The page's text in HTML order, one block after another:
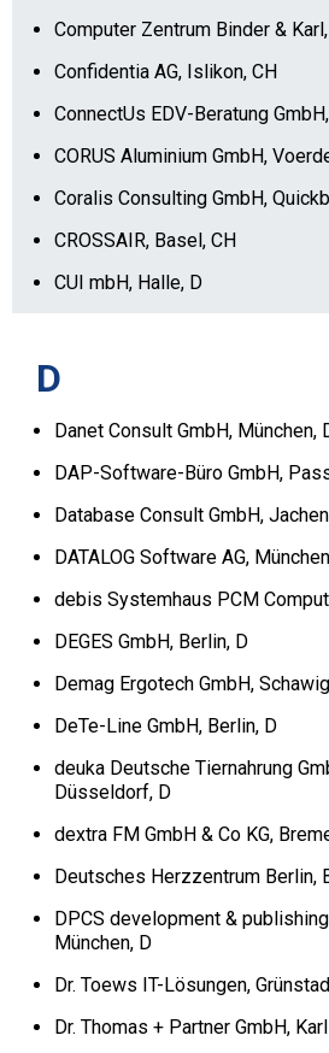
Computer Zentrum Binder &
Confidentia AG, Islikon, CH
ConnectUs EDV-Beratung
CORUS Aluminium GmbH,
Coralis Consulting GmbH,
CROSSAIR, Basel, CH
CUI mbH, Halle, D
D
Danet Consult GmbH, München,
DAP-Software-Büro GmbH,
Database Consult GmbH,
DATALOG Software AG,
debis Systemhaus PCM
DEGES GmbH, Berlin, D
Demag Ergotech GmbH,
DeTe-Line GmbH, Berlin, D
deuka Deutsche Tiernahrung
Düsseldorf, D
dextra FM GmbH & Co KG,
Deutsches Herzzentrum Berlin,
DPCS development &
München, D
Dr. Toews IT-Lösungen,
Dr. Thomas + Partner GmbH,